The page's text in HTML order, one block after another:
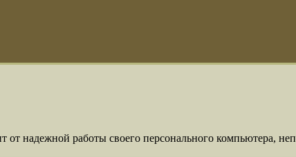
надежной работы своего персонального компьютера,